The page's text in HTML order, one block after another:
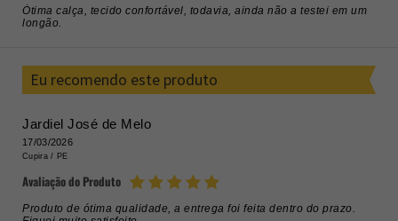
Ótima calça, tecido confortável, todavia, ainda não a testei em um
longão.
Eu recomendo este produto
Jardiel José de Melo
17/03/2026
Cupira / PE
Avaliação do Produto
Produto de ótima qualidade, a entrega foi feita dentro do prazo.